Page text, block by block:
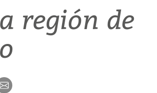
región de